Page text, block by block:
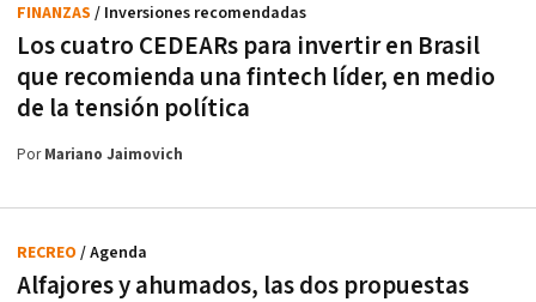
Los cuatro CEDEARs para invertir en Brasil
que recomienda una fintech líder, en medio
de la tensión política
FINANZAS / Inversiones recomendadas
PorMariano Jaimovich
Alfajores y ahumados, las dos propuestas
RECREO / Agenda